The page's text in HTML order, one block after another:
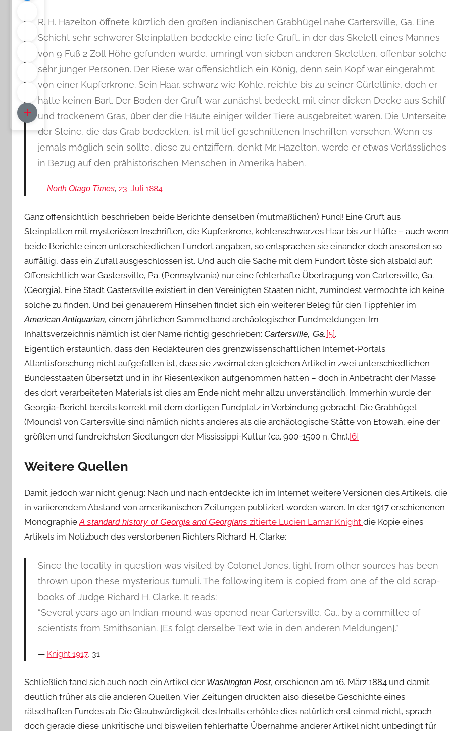
R. H. Hazelton öffnete kürzlich den großen indianischen Grabhügel nahe Cartersville, Ga. Eine
Schicht sehr schwerer Steinplatten bedeckte eine tiefe Gruft, in der das Skelett eines Mannes
von 9 Fuß 2 Zoll Höhe gefunden wurde, umringt von sieben anderen Skeletten, offenbar solche
sehr junger Personen. Der Riese war offensichtlich ein König, denn sein Kopf war eingerahmt
von einer Kupferkrone. Sein Haar, schwarz wie Kohle, reichte bis zu seiner Gürtellinie, doch er
hatte keinen Bart. Der Boden der Gruft war zunächst bedeckt mit einer dicken Decke aus Schilf
und trockenem Gras, über der die Häute einiger wilder Tiere ausgebreitet waren. Die Unterseite
der Steine, die das Grab bedeckten, ist mit tief geschnittenen Inschriften versehen. Wenn es
jemals möglich sein sollte, diese zu entziffern, denkt Mr. Hazelton, werde er etwas Verlässliches
in Bezug auf den prähistorischen Menschen in Amerika haben.
North Otago Times, 23. Juli 1884
Ganz offensichtlich beschrieben beide Berichte denselben (mutmaßlichen) Fund! Eine Gruft aus
Steinplatten mit mysteriösen Inschriften, die Kupferkrone, kohlenschwarzes Haar bis zur Hüfte – auch wenn
beide Berichte einen unterschiedlichen Fundort angaben, so entsprachen sie einander doch ansonsten so
auffällig, dass ein Zufall ausgeschlossen ist. Und auch die Sache mit dem Fundort löste sich alsbald auf:
Offensichtlich war Gastersville, Pa. (Pennsylvania) nur eine fehlerhafte Übertragung von Cartersville, Ga.
(Georgia). Eine Stadt Gastersville existiert in den Vereinigten Staaten nicht, zumindest vermochte ich keine
solche zu finden. Und bei genauerem Hinsehen findet sich ein weiterer Beleg für den Tippfehler im
American Antiquarian, einem jährlichen Sammelband archäologischer Fundmeldungen: Im
Inhaltsverzeichnis nämlich ist der Name richtig geschrieben: Cartersville, Ga. [5].
Eigentlich erstaunlich, dass den Redakteuren des grenzwissenschaftlichen Internet-Portals
Atlantisforschung nicht aufgefallen ist, dass sie zweimal den gleichen Artikel in zwei unterschiedlichen
Bundesstaaten übersetzt und in ihr Riesenlexikon aufgenommen hatten – doch in Anbetracht der Masse
des dort verarbeiteten Materials ist dies am Ende nicht mehr allzu unverständlich. Immerhin wurde der
Georgia-Bericht bereits korrekt mit dem dortigen Fundplatz in Verbindung gebracht: Die Grabhügel
(Mounds) von Cartersville sind nämlich nichts anderes als die archäologische Stätte von Etowah, eine der
größten und fundreichsten Siedlungen der Mississippi-Kultur (ca. 900-1500 n. Chr.).[6]
Weitere Quellen
Damit jedoch war nicht genug: Nach und nach entdeckte ich im Internet weitere Versionen des Artikels, die
in variierendem Abstand von amerikanischen Zeitungen publiziert worden waren. In der 1917 erschienenen
Monographie A standard history of Georgia and Georgians zitierte Lucien Lamar Knight die Kopie eines
Artikels im Notizbuch des verstorbenen Richters Richard H. Clarke:
Since the locality in question was visited by Colonel Jones, light from other sources has been
thrown upon these mysterious tumuli. The following item is copied from one of the old scrap-
books of Judge Richard H. Clarke. It reads:
“Several years ago an Indian mound was opened near Cartersville, Ga., by a committee of
scientists from Smithsonian. [Es folgt derselbe Text wie in den anderen Meldungen].”
Knight 1917, 31.
Schließlich fand sich auch noch ein Artikel der Washington Post, erschienen am 16. März 1884 und damit
deutlich früher als die anderen Quellen. Vier Zeitungen druckten also dieselbe Geschichte eines
rätselhaften Fundes ab. Die Glaubwürdigkeit des Inhalts erhöhte dies natürlich erst einmal nicht, sprach
doch gerade diese unkritische und bisweilen fehlerhafte Übernahme anderer Artikel nicht unbedingt für